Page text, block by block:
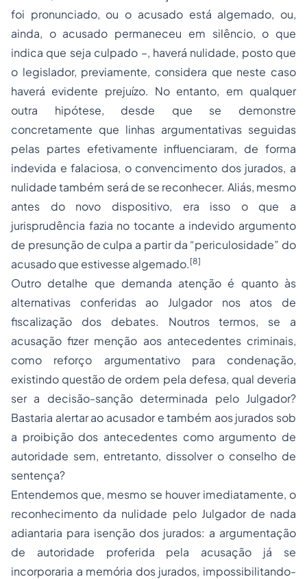
foi pronunciado, ou o acusado está algemado, ou,
ainda, o acusado permaneceu em silêncio, o que
indica que seja culpado –, haverá nulidade, posto que
o legislador, previamente, considera que neste caso
haverá evidente prejuízo. No entanto, em qualquer
outra hipótese, desde que se demonstre
concretamente que linhas argumentativas seguidas
pelas partes efetivamente influenciaram, de forma
indevida e falaciosa, o convencimento dos jurados, a
nulidade também será de se reconhecer. Aliás, mesmo
antes do novo dispositivo, era isso o que a
jurisprudência fazia no tocante a indevido argumento
de presunção de culpa a partir da “periculosidade” do
acusado que estivesse algemado. [8]
Outro detalhe que demanda atenção é quanto às
alternativas conferidas ao Julgador nos atos de
fiscalização dos debates. Noutros termos, se a
acusação fizer menção aos antecedentes criminais,
como reforço argumentativo para condenação,
existindo questão de ordem pela defesa, qual deveria
ser a decisão-sanção determinada pelo Julgador?
Bastaria alertar ao acusador e também aos jurados sob
a proibição dos antecedentes como argumento de
autoridade sem, entretanto, dissolver o conselho de
sentença?
Entendemos que, mesmo se houver imediatamente, o
reconhecimento da nulidade pelo Julgador de nada
adiantaria para isenção dos jurados: a argumentação
de autoridade proferida pela acusação já se
incorporaria a memória dos jurados, impossibilitando-